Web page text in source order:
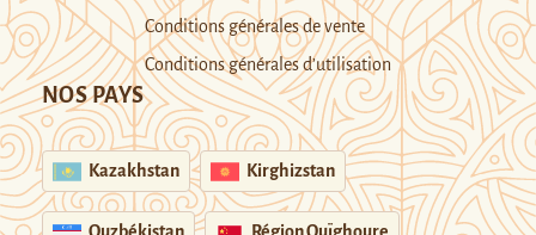
Conditions générales de vente
Conditions générales d’utilisation
NOS PAYS
Kazakhstan Kirghizstan